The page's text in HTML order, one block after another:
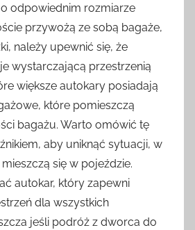
odpowiednim rozmiarze
przywożą ze sobą bagaże,
należy upewnić się, że
wystarczającą przestrzenią
większe autokary posiadają
które pomieszczą
bagażu. Warto omówić tę
aby uniknąć sytuacji, w
się w pojeździe.
autokar, który zapewni
dla wszystkich
jeśli podróż z dworca do